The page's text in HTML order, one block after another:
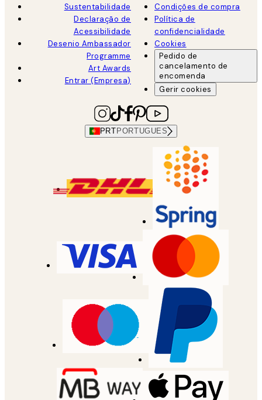
Sustentabilidade
Declaração de
Acessibilidade
Desenio Ambassador
Programme
Art Awards
Entrar (Empresa)
Condições de compra
Política de
confidencialidade
Cookies
Pedido de
cancelamento de
encomenda
Gerir cookies
PRT PORTUGUES